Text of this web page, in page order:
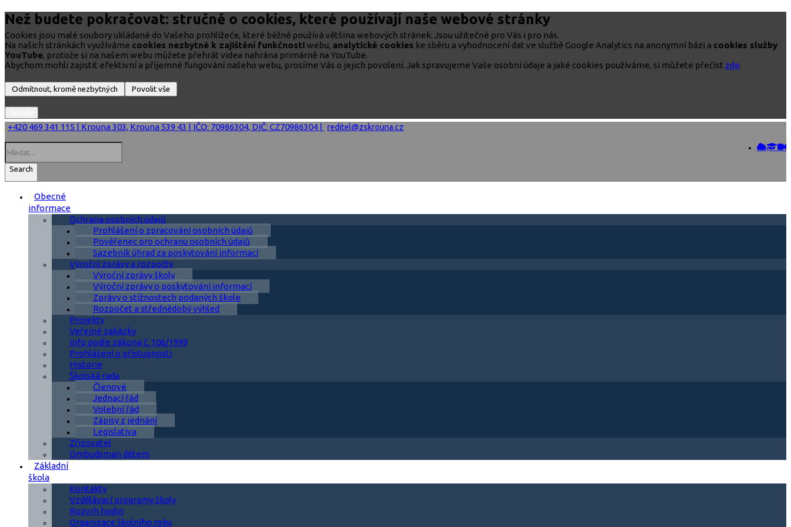
Než budete pokračovat: stručně o cookies, které používají naše webové stránky
Cookies jsou malé soubory ukládané do Vašeho prohlížeče, které běžně používá většina webových stránek. Jsou užitečné pro Vás i pro nás.
Na našich stránkách využíváme cookies nezbytné k zajištění funkčnosti webu, analytické cookies ke sběru a vyhodnocení dat ve službě Google Analytics na anonymní bázi a cookies služby
YouTube, protože si na našem webu můžete přehrát videa nahrána primárně na YouTube.
Abychom mohli zajistit efektivní a příjemné fungování našeho webu, prosíme Vás o jejich povolení. Jak spravujeme Vaše osobní údaje a jaké cookies používáme, si můžete přečíst zde.
+420 469 341 115 | Krouna 303, Krouna 539 43 | IČO: 70986304, DIČ: CZ70986304 | reditel@zskrouna.cz
Search
Obecné
informace
Ochrana osobních údajů
Prohlášení o zpracování osobních údajů
Pověřenec pro ochranu osobních údajů
Sazebník úhrad za poskytování informací
Výroční zprávy a rozpočty
Výroční zprávy školy
Výroční zprávy o poskytování informací
Zprávy o stížnostech podaných škole
Rozpočet a střednědobý výhled
Projekty
Veřejné zakázky
Info podle zákona č. 106/1999
Prohlášení o přístupnosti
Historie
Školská rada
Členové
Jednací řád
Volební řád
Zápisy z jednání
Legislativa
Zřizovatel
Ombudsman dětem
Základní
škola
Kontakty
Vzdělávací programy školy
Rozvrh hodin
Organizace školního roku